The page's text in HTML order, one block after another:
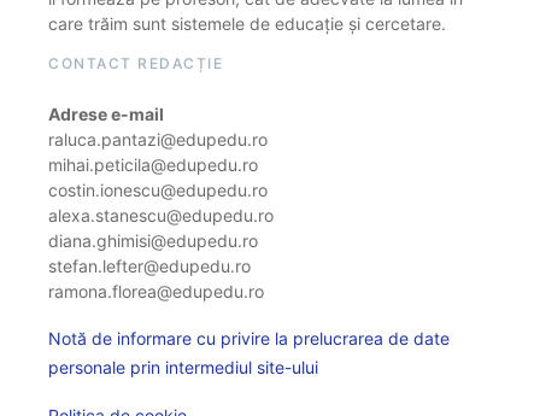
care trăim sunt sistemele de educație și cercetare.
CONTACT REDACȚIE
Adrese e-mail
raluca.pantazi@edupedu.ro
mihai.peticila@edupedu.ro
costin.ionescu@edupedu.ro
alexa.stanescu@edupedu.ro
diana.ghimisi@edupedu.ro
stefan.lefter@edupedu.ro
ramona.florea@edupedu.ro
Notă de informare cu privire la prelucrarea de date
personale prin intermediul site-ului